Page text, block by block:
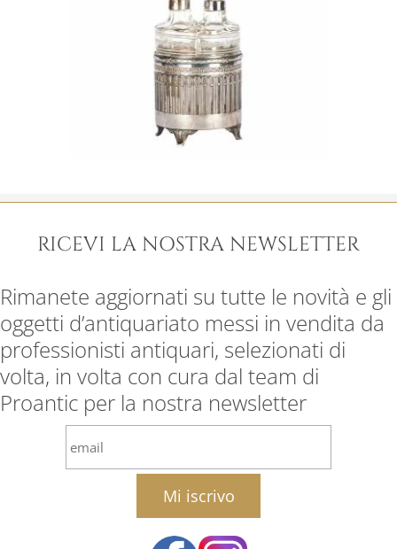
RICEVI LA NOSTRA NEWSLETTER
Rimanete aggiornati su tutte le novità e gli
oggetti d’antiquariato messi in vendita da
professionisti antiquari, selezionati di
volta, in volta con cura dal team di
Proantic per la nostra newsletter
email